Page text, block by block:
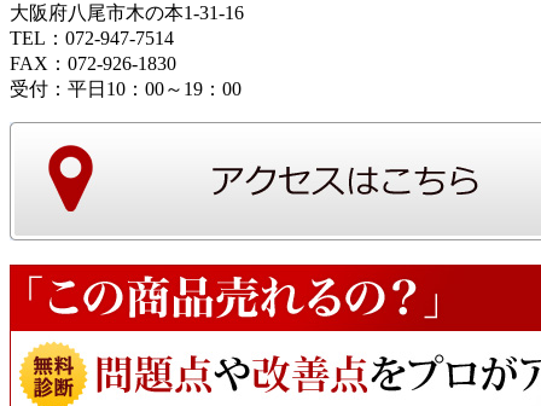
大阪府八尾市木の本1-31-16
TEL：072-947-7514
FAX：072-926-1830
受付：平日10：00～19：00